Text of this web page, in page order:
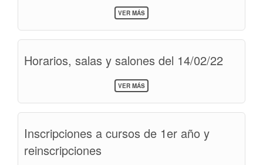
VER MÁSSOBRE
INHABILITADOS
DE
DE
2022
Horarios, salas y salones del 14/02/22
VER MÁSSOBRE
HORARIOS,
DEL
14/02/22
Inscripciones a cursos de 1er año y
reinscripciones